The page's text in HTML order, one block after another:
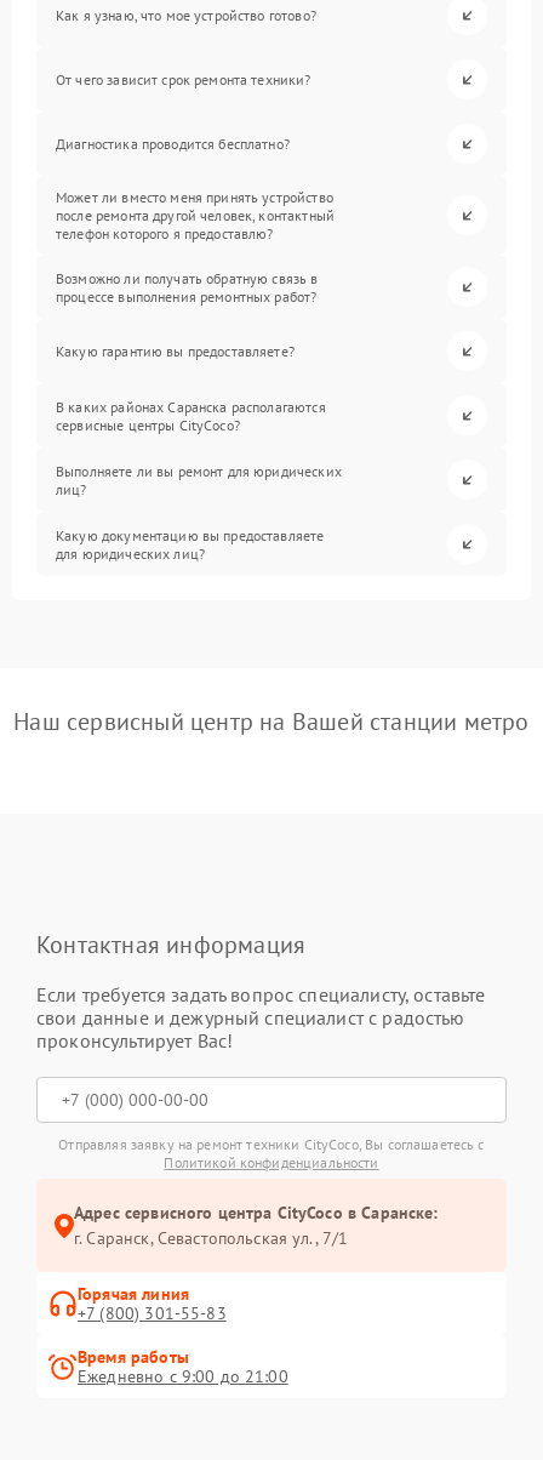
Как я узнаю, что мое устройство готово?
От чего зависит срок ремонта техники?
Диагностика проводится бесплатно?
Может ли вместо меня принять устройство
после ремонта другой человек, контактный
телефон которого я предоставлю?
Возможно ли получать обратную связь в
процессе выполнения ремонтных работ?
Какую гарантию вы предоставляете?
В каких районах Саранска располагаются
сервисные центры CityCoco?
Выполняете ли вы ремонт для юридических
лиц?
Какую документацию вы предоставляете
для юридических лиц?
Наш сервисный центр на Вашей станции метро
Контактная информация
Если требуется задать вопрос специалисту, оставьте
свои данные и дежурный специалист с радостью
проконсультирует Вас!
Отправляя заявку на ремонт техники CityCoco, Вы соглашаетесь с
Политикой конфиденциальности
Адрес сервисного центра CityCoco в Саранске:
г. Саранск, Севастопольская ул., 7/1
Горячая линия
+7 (800) 301-55-83
Время работы
Ежедневно с 9:00 до 21:00